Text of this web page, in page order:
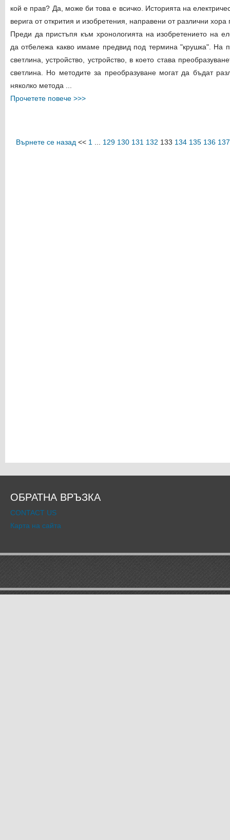
кой е прав? Да, може би това е всичко. Историята на
верига от открития и изобретения, направени от различни
Преди да пристъпя към хронологията на изобретението на
да отбележа какво имаме предвид под термина "крушка". На
светлина, устройство, устройство, в което става
светлина. Но методите за преобразуване могат да бъдат
няколко метода ...
Прочетете повече >>>
Върнете се назад << 1 129 130 131 132 133 134 135 136 137
ОБРАТНА ВРЪЗКА
CONTACT US
Карта на сайта